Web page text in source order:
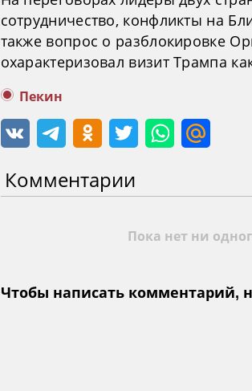
сотрудничество, конфликты на
также вопрос о разблокировке
охарактеризовал визит Трампа
Пекин
Комментарии
Пока нет ни
Чтобы написать комментарий,